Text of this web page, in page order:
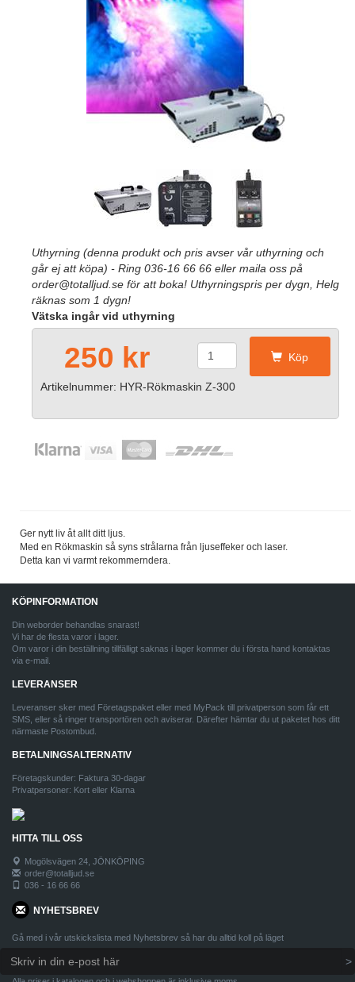
Uthyrning (denna produkt och pris avser vår uthyrning och
går ej att köpa) - Ring 036-16 66 66 eller maila oss på
order@totalljud.se för att boka! Uthyrningspris per dygn, Helg
räknas som 1 dygn!
Vätska ingår vid uthyrning
250 kr Köp
Artikelnummer: HYR-Rökmaskin Z-300
Ger nytt liv åt allt ditt ljus.
Med en Rökmaskin så syns strålarna från ljuseffeker och laser.
Detta kan vi varmt rekommerndera.
KÖPINFORMATION
Din weborder behandlas snarast!
Vi har de flesta varor i lager.
Om varor i din beställning tillfälligt saknas i lager kommer du i första hand kontaktas
via e-mail.
LEVERANSER
Leveranser sker med Företagspaket eller med MyPack till privatperson som får ett
SMS, eller så ringer transportören och aviserar. Därefter hämtar du ut paketet hos ditt
närmaste Postombud.
BETALNINGSALTERNATIV
Företagskunder: Faktura 30-dagar
Privatpersoner: Kort eller Klarna
HITTA TILL OSS
Mogölsvägen 24, JÖNKÖPING
order@totalljud.se
036 - 16 66 66
NYHETSBREV
Gå med i vår utskickslista med Nyhetsbrev så har du alltid koll på läget